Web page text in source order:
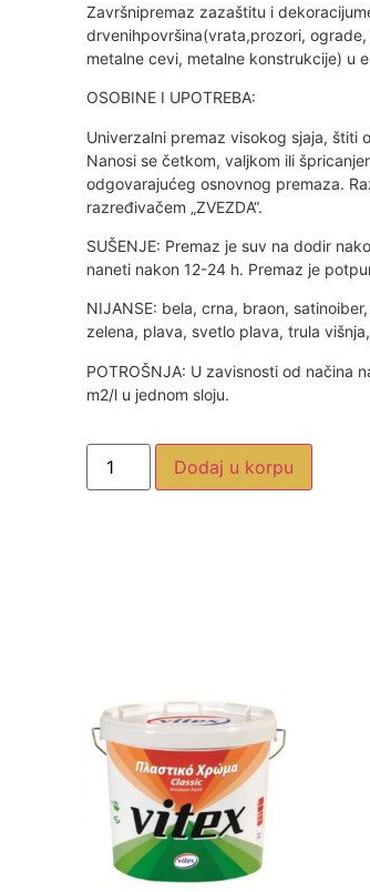
Završnipremaz zazaštitu i
drvenihpovršina(vrata,prozori,
metalne cevi, metalne konstrukcije) u
OSOBINE I UPOTREBA:
Univerzalni premaz visokog sjaja, štiti
Nanosi se četkom, valjkom ili
odgovarajućeg osnovnog premaza.
razređivačem „ZVEZDA“.
SUŠENJE: Premaz je suv na dodir
naneti nakon 12-24 h. Premaz je
NIJANSE: bela, crna, braon,
zelena, plava, svetlo plava, trula
POTROŠNJA: U zavisnosti od načina
m2/l u jednom sloju.
Dodaj u korpu